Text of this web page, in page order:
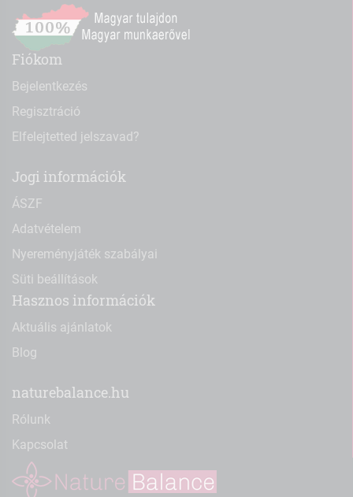
Fiókom
Bejelentkezés
Regisztráció
Elfelejtetted jelszavad?
Jogi információk
ÁSZF
Adatvételem
Nyereményjáték szabályai
Süti beállítások
Hasznos információk
Aktuális ajánlatok
Blog
naturebalance.hu
Rólunk
Kapcsolat